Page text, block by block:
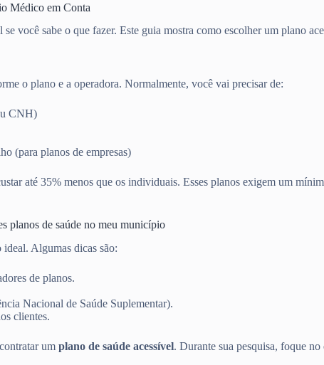
Médico em Conta
você sabe o que fazer. Este guia mostra como escolher um plano
o plano e a operadora. Normalmente, você vai precisar de:
CNH)
(para planos de empresas)
até 35% menos que os individuais. Esses planos exigem um
planos de saúde no meu município
ideal. Algumas dicas são:
de planos.
Nacional de Saúde Suplementar).
clientes.
um plano de saúde acessível. Durante sua pesquisa, foque